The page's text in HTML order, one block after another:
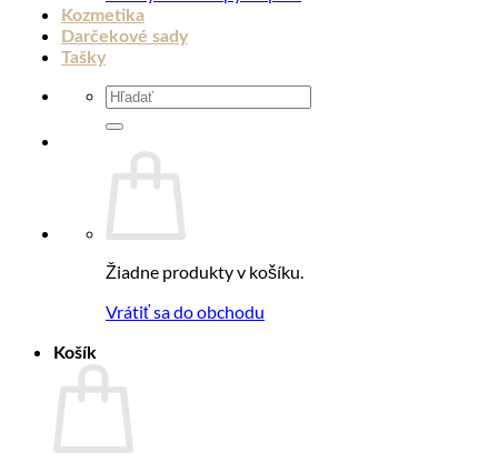
Kozmetika
Darčekové sady
Tašky
Hľadať:
Žiadne produkty v košíku.
Vrátiť sa do obchodu
Košík